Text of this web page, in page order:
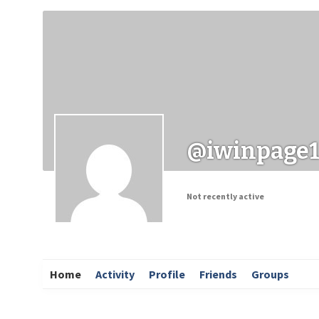
Заходи
@iwinpage1
Not recently active
Home Activity Profile Friends Groups